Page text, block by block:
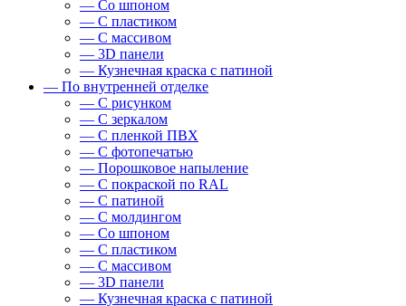
— Со шпоном
— С пластиком
— С массивом
— 3D панели
— Кузнечная краска с патиной
— По внутренней отделке
— С рисунком
— С зеркалом
— С пленкой ПВХ
— С фотопечатью
— Порошковое напыление
— С покраской по RAL
— С патиной
— С молдингом
— Со шпоном
— С пластиком
— С массивом
— 3D панели
— Кузнечная краска с патиной